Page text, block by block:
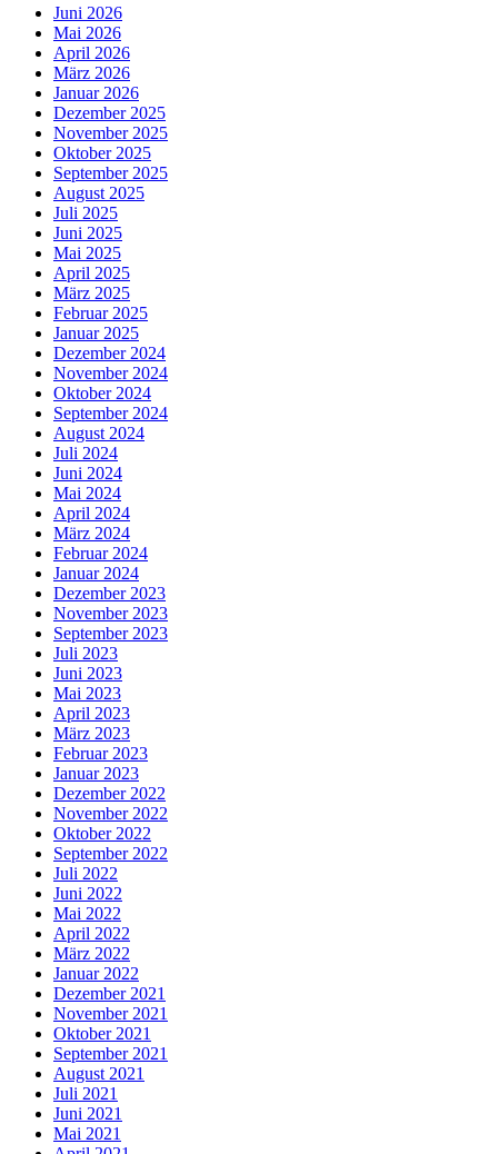
Juni 2026
Mai 2026
April 2026
März 2026
Januar 2026
Dezember 2025
November 2025
Oktober 2025
September 2025
August 2025
Juli 2025
Juni 2025
Mai 2025
April 2025
März 2025
Februar 2025
Januar 2025
Dezember 2024
November 2024
Oktober 2024
September 2024
August 2024
Juli 2024
Juni 2024
Mai 2024
April 2024
März 2024
Februar 2024
Januar 2024
Dezember 2023
November 2023
September 2023
Juli 2023
Juni 2023
Mai 2023
April 2023
März 2023
Februar 2023
Januar 2023
Dezember 2022
November 2022
Oktober 2022
September 2022
Juli 2022
Juni 2022
Mai 2022
April 2022
März 2022
Januar 2022
Dezember 2021
November 2021
Oktober 2021
September 2021
August 2021
Juli 2021
Juni 2021
Mai 2021